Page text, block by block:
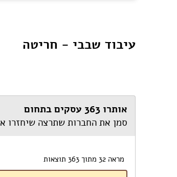
עיבוד שבבי - חריטה
אותרו 363 עסקים בתחום
סמן את החברות שתרצה שיחזרו
מראה 32 מתוך 363 תוצאות